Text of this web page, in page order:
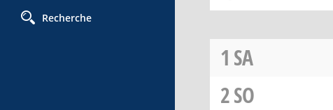
Recherche
1 SA
2SO